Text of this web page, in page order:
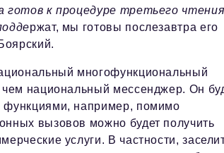
готов к процедуре третьего
ржат, мы готовы послезавтра его
многофункциональный
чем национальный мессенджер. Он
функциями, например, помимо
вызовов можно будет получить
услуги. В частности,